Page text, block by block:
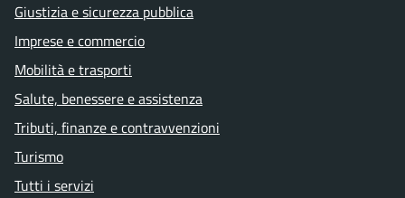
Giustizia e sicurezza pubblica
Imprese e commercio
Mobilità e trasporti
Salute, benessere e assistenza
Tributi, finanze e contravvenzioni
Turismo
Tutti i servizi